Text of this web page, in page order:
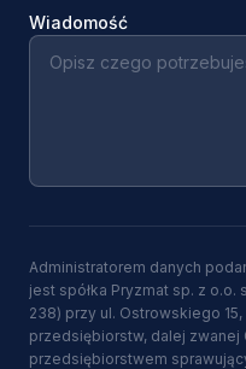
Wiadomość
Administratorem danych
jest spółka Pryzmat sp. z o.o.
238) przy ul. Ostrowskiego
przedsiębiorstw, dalej zwanej
przedsiębiorstwem